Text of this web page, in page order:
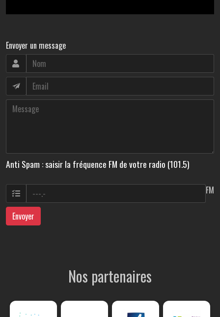
Envoyer un message
Anti Spam : saisir la fréquence FM de votre radio (101.5)
FM
Envoyer
Nos partenaires